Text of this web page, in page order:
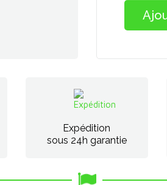
Expédition
sous 24h garantie